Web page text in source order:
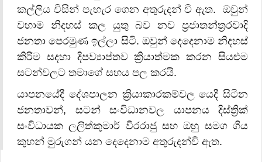
කල්ලිය විසින් පැහැර ගෙන අතුරුදන් වි ඇත. ඔවුන්
වහාම නිදහස් කල යුතු බව නව ප්‍රජාතන්ත්‍රරවාදි
ජනතා පෙරමුණ ඉල්ලා සිටි. ඔවුන් දෙදෙනාම නිදහස්
කිරිම සදහා දිපව්‍යාප්තව ක්‍රියාත්මක කරන සියළුම
සටන්වලට තමාගේ සහය පල කරයි.
යාපනයේදී දේශපාලන ක්‍රියාකාරකම්වල යෙදී සිටින
ජනතාවන්, සටන් සංවිධානවල යාපනය දිස්ත්‍රික්
සංවිධායක ලලිත්කුමාර් වීරරාජු සහ ඔහු සමග ගිය
කුහන් මුරුගන් යන දෙදෙනාම අතුරුදන්වි ඇත.